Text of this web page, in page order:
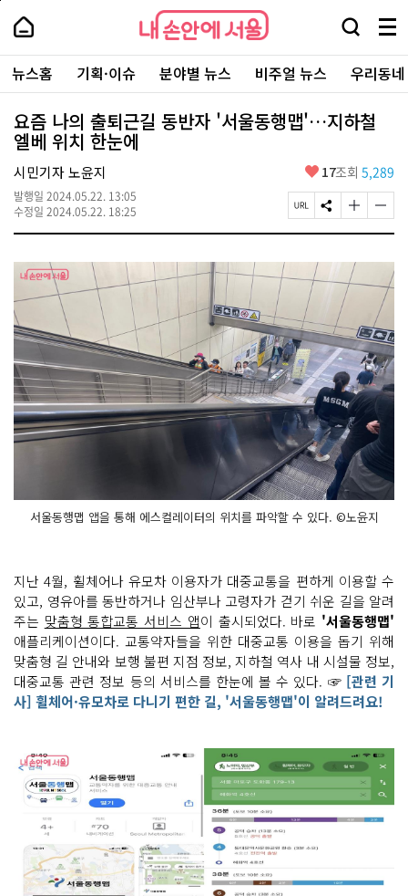
본
로
가
내
손
안
에
서
울
-
서
울
시
대
표
소
통
포
내
손
에
울
검
창
열
기
메
뉴
전
체
보
주
요
서
뉴스홈 기획·이슈 분야별 뉴스 비주얼 뉴스 우리동
요즘 나의 출퇴근길 동반자 '서울동행맵'…지하철
엘베 위치 한눈에
시민기자 노윤지
발행일 2024.05.22. 13:05
수정일 2024.05.22. 18:25
좋
요
17조회 5,289
페
이
U
R
복
사
S
N
공
유
하
기
글
자
기
크
게
경
하
기
글
자
기
작
게
변
하
기
서울동행맵 앱을 통해 에스컬레이터의 위치를 파악할 수 있다. ©노윤지
지난 4월, 휠체어나 유모차 이용자가 대중교통을 편하게 이용할 수
있고, 영유아를 동반하거나 임산부나 고령자가 걷기 쉬운 길을 알려
주는 맞춤형 통합교통 서비스 앱이 출시되었다. 바로 '서울동행맵'
애플리케이션이다. 교통약자들을 위한 대중교통 이용을 돕기 위해
맞춤형 길 안내와 보행 불편 지점 정보, 지하철 역사 내 시설물 정보,
대중교통 관련 정보 등의 서비스를 한눈에 볼 수 있다. ☞[관련 기
사] 휠체어·유모차로 다니기 편한 길, '서울동행맵'이 알려드려요!
페
상
단
로